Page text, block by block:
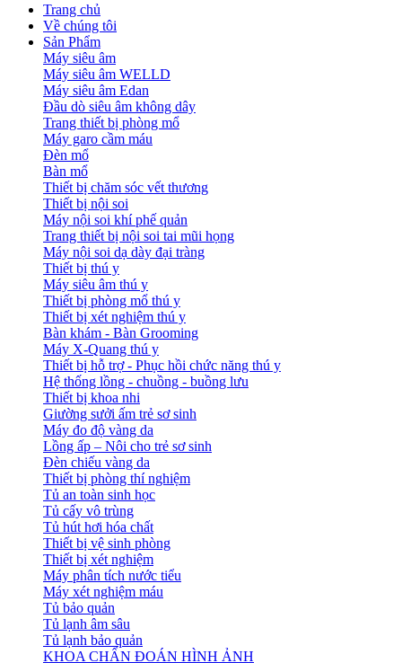
Trang chủ
Về chúng tôi
Sản Phẩm
Máy siêu âm
Máy siêu âm WELLD
Máy siêu âm Edan
Đầu dò siêu âm không dây
Trang thiết bị phòng mổ
Máy garo cầm máu
Đèn mổ
Bàn mổ
Thiết bị chăm sóc vết thương
Thiết bị nội soi
Máy nội soi khí phế quản
Trang thiết bị nội soi tai mũi họng
Máy nội soi dạ dày đại tràng
Thiết bị thú y
Máy siêu âm thú y
Thiết bị phòng mổ thú y
Thiết bị xét nghiệm thú y
Bàn khám - Bàn Grooming
Máy X-Quang thú y
Thiết bị hỗ trợ - Phục hồi chức năng thú y
Hệ thống lồng - chuồng - buồng lưu
Thiết bị khoa nhi
Giường sưởi ấm trẻ sơ sinh
Máy đo độ vàng da
Lồng ấp – Nôi cho trẻ sơ sinh
Đèn chiếu vàng da
Thiết bị phòng thí nghiệm
Tủ an toàn sinh học
Tủ cấy vô trùng
Tủ hút hơi hóa chất
Thiết bị vệ sinh phòng
Thiết bị xét nghiệm
Máy phân tích nước tiểu
Máy xét nghiệm máu
Tủ bảo quản
Tủ lạnh âm sâu
Tủ lạnh bảo quản
KHOA CHẨN ĐOÁN HÌNH ẢNH